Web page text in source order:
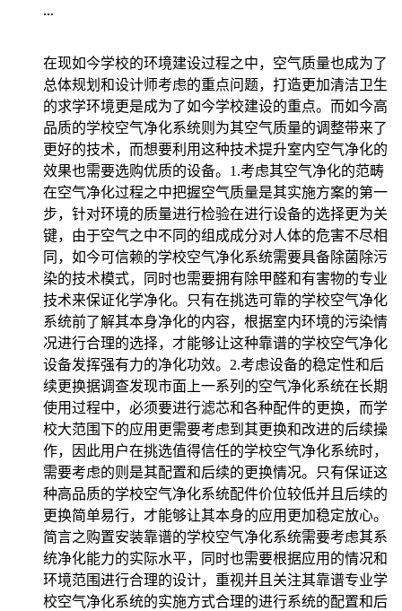
...
在现如今学校的环境建设过程之中，空气质量也成为了
总体规划和设计师考虑的重点问题，打造更加清洁卫生
的求学环境更是成为了如今学校建设的重点。而如今高
品质的学校空气净化系统则为其空气质量的调整带来了
更好的技术，而想要利用这种技术提升室内空气净化的
效果也需要选购优质的设备。1.考虑其空气净化的范畴
在空气净化过程之中把握空气质量是其实施方案的第一
步，针对环境的质量进行检验在进行设备的选择更为关
键，由于空气之中不同的组成成分对人体的危害不尽相
同，如今可信赖的学校空气净化系统需要具备除菌除污
染的技术模式，同时也需要拥有除甲醛和有害物的专业
技术来保证化学净化。只有在挑选可靠的学校空气净化
系统前了解其本身净化的内容，根据室内环境的污染情
况进行合理的选择，才能够让这种靠谱的学校空气净化
设备发挥强有力的净化功效。2.考虑设备的稳定性和后
续更换据调查发现市面上一系列的空气净化系统在长期
使用过程中，必须要进行滤芯和各种配件的更换，而学
校大范围下的应用更需要考虑到其更换和改进的后续操
作，因此用户在挑选值得信任的学校空气净化系统时，
需要考虑的则是其配置和后续的更换情况。只有保证这
种高品质的学校空气净化系统配件价位较低并且后续的
更换简单易行，才能够让其本身的应用更加稳定放心。
简言之购置安装靠谱的学校空气净化系统需要考虑其系
统净化能力的实际水平，同时也需要根据应用的情况和
环境范围进行合理的设计，重视并且关注其靠谱专业学
校空气净化系统的实施方式合理的进行系统的配置和后